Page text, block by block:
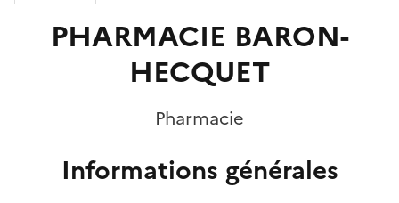
PHARMACIE BARON-
HECQUET
Pharmacie
Informations générales